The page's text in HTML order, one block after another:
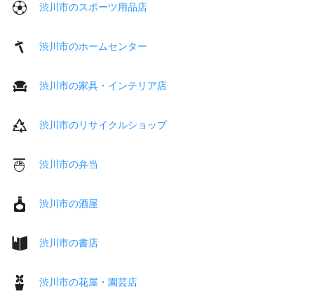
渋川市のスポーツ用品店
渋川市のホームセンター
渋川市の家具・インテリア店
渋川市のリサイクルショップ
渋川市の弁当
渋川市の酒屋
渋川市の書店
渋川市の花屋・園芸店